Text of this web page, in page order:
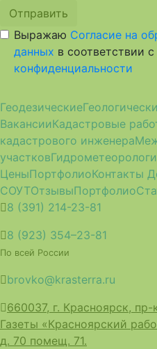
Отправить
Выражаю Согласие на
данных в соответствии
конфиденциальности
Геодезические
ВакансииКадастровые
кадастрового инженера
участков
ЦеныПортфолиоКонтакты
СОУТОтзывыПортфолио
8 (391) 214-23-81
8 (923) 354–23-81
По всей России
brovko@krasterra.ru
660037, г. Красноярск, пр-
Газеты «Красноярский
д. 70 помещ. 71.